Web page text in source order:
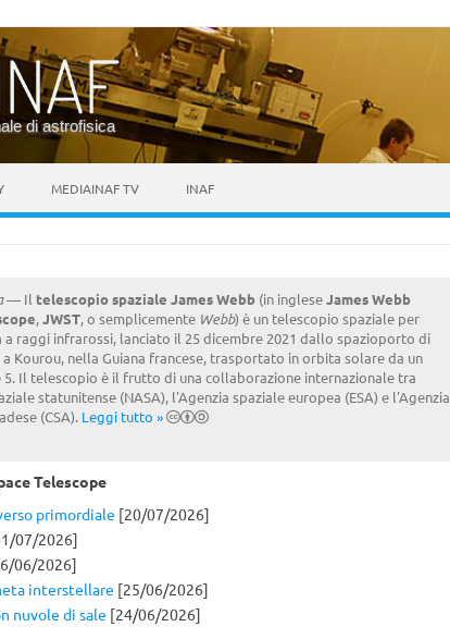
di astrofisica
MEDIAINAF TV INAF
— Il telescopio spaziale James Webb(in ingleseJames Webb
,JWST, o semplicemente Webb) è un telescopio spaziale per
a raggi infrarossi, lanciato il 25 dicembre 2021 dallo spazioporto di
a Kourou, nella Guiana francese, trasportato in orbita solare da un
5. Il telescopio è il frutto di una collaborazione internazionale tra
statunitense (NASA), l'Agenzia spaziale europea (ESA) e l'Agenzia
(CSA). Leggi tutto »
Telescope
primordiale [20/07/2026]
07/2026]
06/2026]
interstellare [25/06/2026]
nuvole di sale [24/06/2026]